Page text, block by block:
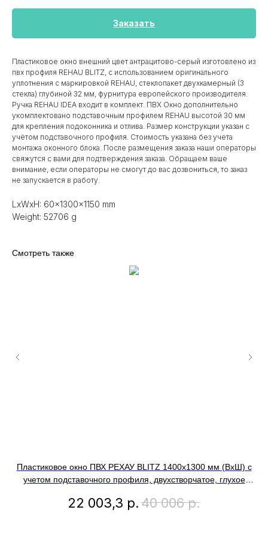
Заказать
Пластиковое окно внешний цвет антрацитово-серый изготовлено из
пвх профиля REHAU BLITZ, с использованием оригинального
уплотнения с маркировкой REHAU, стеклопакет двухкамерный (3
стекла) глубиной 32 мм, фурнитура европейского производителя.
Ручка REHAU IDEA входит в комплект. ПВХ Окно дополнительно
укомплектовано подставочным профилем REHAU высотой 30 мм
для крепления подоконника и отлива. Размер конструкции указан c
учётом подставочного профиля. Стоимость указана без учета
монтажа оконного блока. После размещения заказа наши операторы
свяжутся с вами для подтверждения заказа. Обращаем ваше
внимание, если операторы не смогут до вас дозвониться, то заказ
не запускается в работу.
LxWxH: 60x1300x1150 mm
Weight: 52706 g
Смотреть также
Пластиковое окно ПВХ РЕХАУ BLITZ 1400х1300 мм (ВхШ) с
учетом подставочного профиля, двухстворчатое, глухое
стеклопакет, внешний цвет золотой дуб
22 003,3 р.40 006 р.